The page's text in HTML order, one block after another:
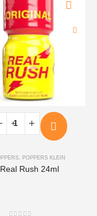
, POPPERS KLEIN
Real Rush 24ml
+